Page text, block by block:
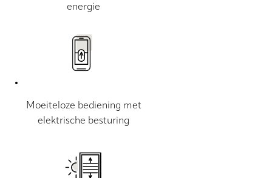
energie
Moeiteloze bediening met
elektrische besturing